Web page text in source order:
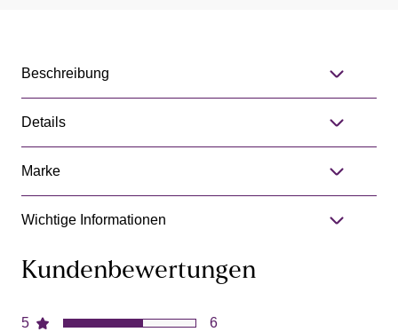
Beschreibung
Details
Marke
Wichtige Informationen
Kundenbewertungen
5
6